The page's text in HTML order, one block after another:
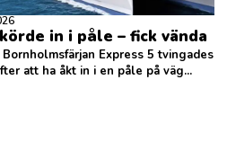
in i påle – fick vända
Bornholmsfärjan Express 5 tvingades
att ha åkt in i en påle på väg...